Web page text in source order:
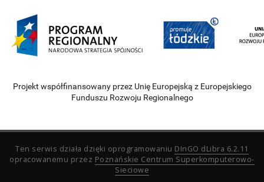
Projekt współfinansowany przez Unię Europejską z Europejskiego
Funduszu Rozwoju Regionalnego
Ten serwis działa dzięki oprogramowaniu DInGO dLibra 6.2.11
opracowanemu przez Poznańskie Centrum Superkomputerowo-
Sieciowe